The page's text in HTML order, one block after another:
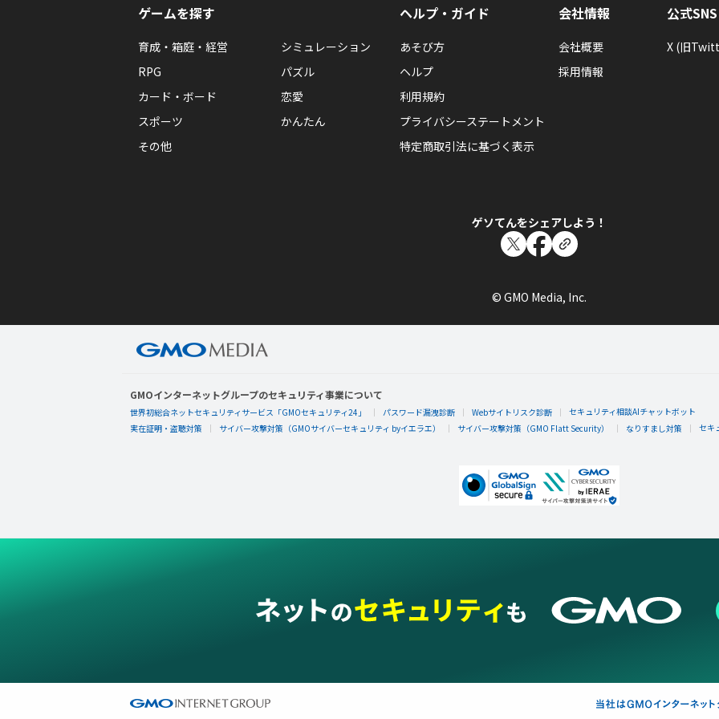
ゲームを探す
育成・箱庭・経営
シミュレーション
RPG
パズル
カード・ボード
恋愛
スポーツ
かんたん
その他
ヘルプ・ガイド
あそび方
ヘルプ
利用規約
プライバシーステートメント
特定商取引法に基づく表示
会社情報
会社概要
採用情報
公式SNS
X (旧
ゲソてんをシェアしよう！
© GMO Media, Inc.
GMOインターネットグループのセキュリティ事業について
世界初総合ネットセキュリティサービス「GMOセキュリティ24」 パスワード漏洩診断 Webサイトリスク診断
セキュリティ相談AIチャットボット
実在証明・盗聴対策
サイバー攻撃対策（GMOサイバーセキュリティ byイエラエ） サイバー攻撃対策（GMO Flatt Security） なりすまし対策 セキ